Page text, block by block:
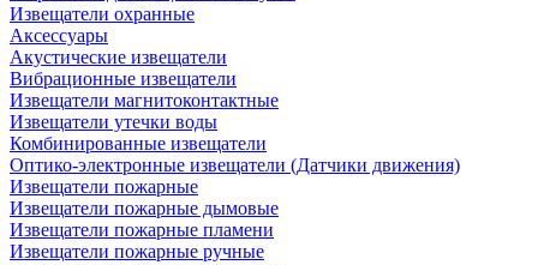
Извещатели охранные
Аксессуары
Акустические извещатели
Вибрационные извещатели
Извещатели магнитоконтактные
Извещатели утечки воды
Комбинированные извещатели
Оптико-электронные извещатели (Датчики движения)
Извещатели пожарные
Извещатели пожарные дымовые
Извещатели пожарные пламени
Извещатели пожарные ручные